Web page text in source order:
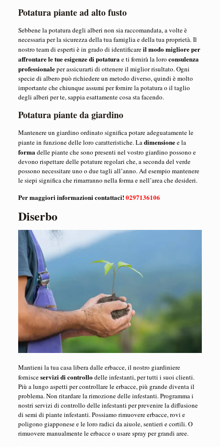
Potatura piante ad alto fusto
Sebbene la potatura degli alberi non sia raccomandata, a volte è
necessaria per la sicurezza della tua famiglia e della tua proprietà. Il
nostro team di esperti è in grado di identificareil modo migliore per
affrontare le tue esigenze di potaturae ti fornirà la loro consulenza
professionaleper assicurarti di ottenere il miglior risultato. Ogni
specie di albero può richiedere un metodo diverso, quindi è molto
importante che chiunque assumi per fornire la potatura o il taglio
degli alberi per te, sappia esattamente cosa sta facendo.
Potatura piante da giardino
Mantenere un giardino ordinato significa potare adeguatamente le
piante in funzione delle loro caratteristiche. Ladimensionee la
formadelle piante che sono presenti nel vostro giardino possono e
devono rispettare delle potature regolari che, a seconda del verde
possono necessitare uno o due tagli all’anno. Ad esempio mantenere
le siepi significa che rimarranno nella forma e nell’area che desideri.
Per maggiori informazioni contattaci!0297136106
Diserbo
Mantieni la tua casa libera dalle erbacce, il nostro giardiniere
fornisceservizi di controllodelle infestanti, per tutti i suoi clienti.
Più a lungo aspetti per controllare le erbacce, più grande diventa il
problema. Non ritardare la rimozione delle infestanti. Programma i
nostri servizi di controllo delle infestanti per prevenire la diffusione
di semi di piante infestanti. Possiamo rimuovere erbacce, rovi e
poligono giapponese e le loro radici da aiuole, sentieri e cortili. O
rimuovere manualmente le erbacce o usare spray per grandi aree.